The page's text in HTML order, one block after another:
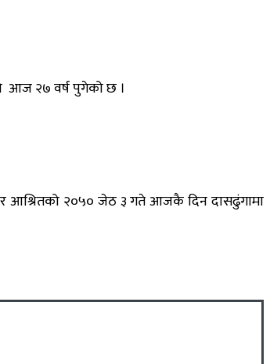
आज २७ वर्ष पुगेको छ ।
र आश्रितको २०५० जेठ ३ गते आजकै दिन दासढुंगामा